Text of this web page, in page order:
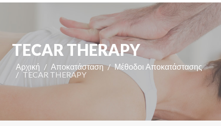
TECAR THERAPY
Αρχική Αποκατάσταση
Μέθοδοι Αποκατάστασης
TECAR THERAPY